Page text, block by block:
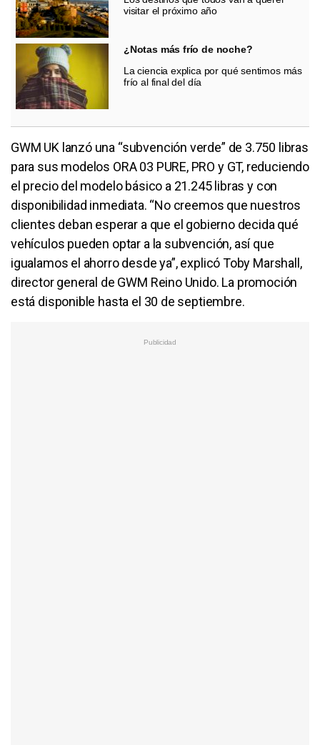
visitar el próximo año
¿Notas más frío de noche?
La ciencia explica por qué sentimos más
frío al final del día
GWM UK lanzó una “subvención verde” de 3.750 libras
para sus modelos ORA 03 PURE, PRO y GT, reduciendo
el precio del modelo básico a 21.245 libras y con
disponibilidad inmediata. “No creemos que nuestros
clientes deban esperar a que el gobierno decida qué
vehículos pueden optar a la subvención, así que
igualamos el ahorro desde ya”, explicó Toby Marshall,
director general de GWM Reino Unido. La promoción
está disponible hasta el 30 de septiembre.